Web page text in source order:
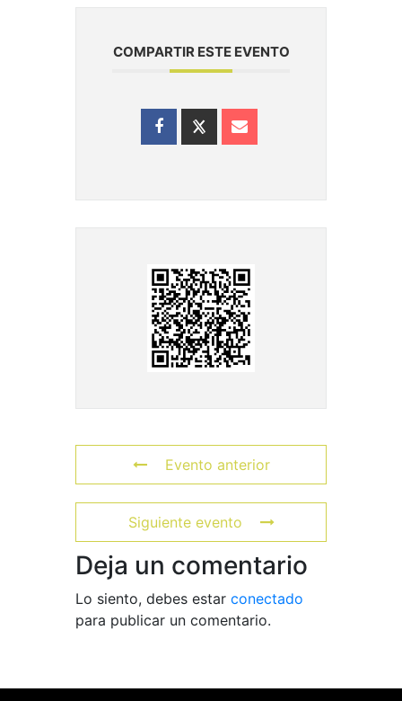
COMPARTIR ESTE EVENTO
Evento anterior
Siguiente evento
Deja un comentario
Lo siento, debes estar conectado
para publicar un comentario.